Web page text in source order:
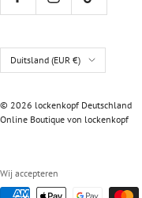
Land/regio
Duitsland (EUR €)
© 2026 lockenkopf Deutschland
Online Boutique von lockenkopf
Wij accepteren